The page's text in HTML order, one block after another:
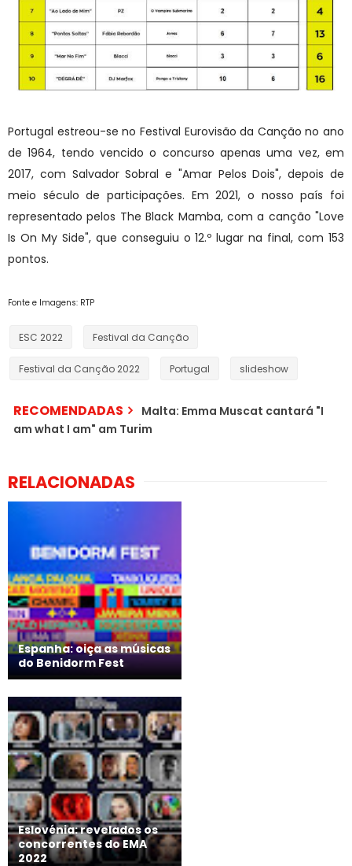
Portugal estreou-se no Festival Eurovisão da Canção no ano
de 1964, tendo vencido o concurso apenas uma vez, em
2017, com Salvador Sobral e "Amar Pelos Dois", depois de
meio século de participações. Em 2021, o nosso país foi
representado pelos The Black Mamba, com a canção "Love
Is On My Side", que conseguiu o 12.º lugar na final, com 153
pontos.
Fonte e Imagens: RTP
ESC 2022 Festival da Canção
Festival da Canção 2022 Portugal slideshow
RECOMENDADAS
Malta: Emma Muscat cantará "I
am what I am" am Turim
RELACIONADAS
Espanha: oiça as músicas
do Benidorm Fest
Eslovénia: revelados os
concorrentes do EMA
2022